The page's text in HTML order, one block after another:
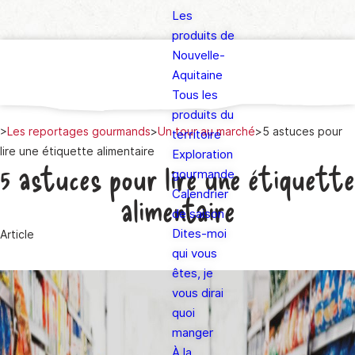
Les
produits de
Nouvelle-
Aquitaine
Tous les
produits du
territoire
Exploration
gourmande
Calendrier
de saison
Dites-moi
qui vous
êtes, je
vous dirai
quoi
manger
>Les reportages gourmands>Un tour au marché>5 astuces pour
lire une étiquette alimentaire
5 astuces pour lire une étiquette
alimentaire
Article